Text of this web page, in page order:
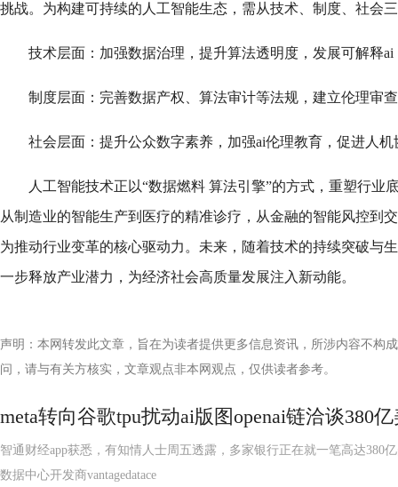
挑战。为构建可持续的人工智能生态，需从技术、制度、社会
技术层面：加强数据治理，提升算法透明度，发展可解释ai
制度层面：完善数据产权、算法审计等法规，建立伦理审
社会层面：提升公众数字素养，加强ai伦理教育，促进人机
人工智能技术正以“数据燃料 算法引擎”的方式，重塑行业
从制造业的智能生产到医疗的精准诊疗，从金融的智能风控到
为推动行业变革的核心驱动力。未来，随着技术的持续突破与
一步释放产业潜力，为经济社会高质量发展注入新动能。
声明：本网转发此文章，旨在为读者提供更多信息资讯，所涉内容不构
问，请与有关方核实，文章观点非本网观点，仅供读者参考。
meta转向谷歌tpu扰动ai版图openai链洽谈380
智通财经app获悉，有知情人士周五透露，多家银行正在就一笔高达380
数据中心开发商vantagedatace